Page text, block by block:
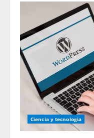
explosión
de
datos
de
Artemis
II
empujó
a
la
NASA
más
allá
de
los
límites
de
radio
de
la
Ciencia y tecnologia